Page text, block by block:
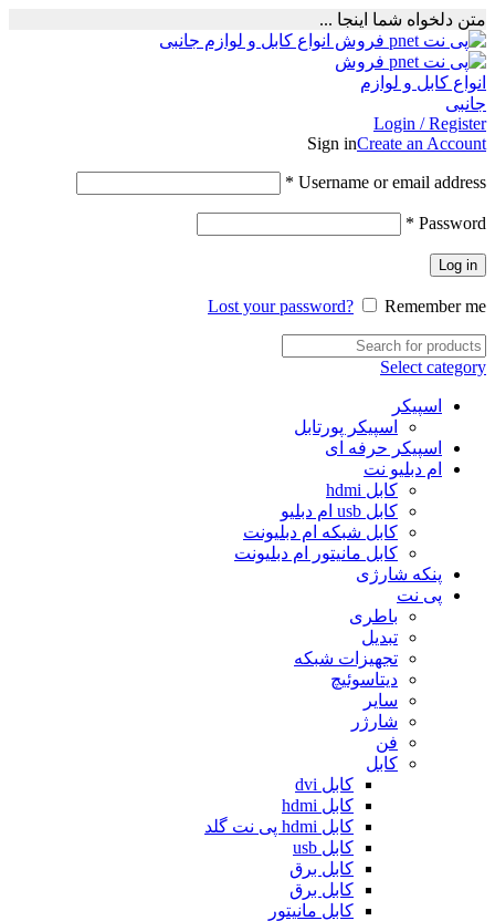
متن دلخواه شما اینجا ...
Login / Register
Sign inCreate an Account
Username or email address
*
Password
*
Log in
Lost your password? Remember me
Select category
اسپیکر
اسپیکر پورتابل
اسپیکر حرفه ای
ام دبلیو نت
کابل hdmi
کابل usb ام دبلیو
کابل شبکه ام دبلیونت
کابل مانیتور ام دبلیونت
پنکه شارژی
پی نت
باطری
تبدیل
تجهیزات شبکه
دیتاسوئیچ
سایر
شارژر
فن
کابل
کابل dvi
کابل hdmi
کابل hdmi پی نت گلد
کابل usb
کابل برق
کابل برق
کابل مانیتور